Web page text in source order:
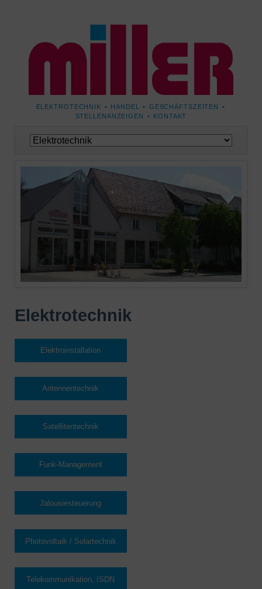
NAVIGATION
ÜBERSPRINGEN
ELEKTROTECHNIK HANDEL
GESCHÄFTSZEITEN
STELLENANZEIGEN
KONTAKT
Navigation
Elektrotechnik
Elektroinstallation
Antennentechnik
Satellitentechnik
Funk-Management
Jalousiesteuerung
Photovoltaik / Solartechnik
Telekommunikation, ISDN